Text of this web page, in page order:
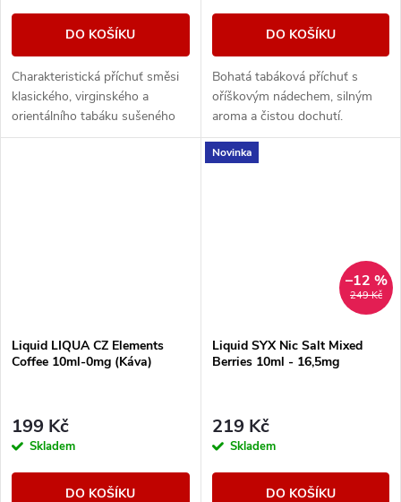
DO KOŠÍKU
Charakteristická příchuť směsi
klasického, virginského a
orientálního tabáku sušeného
žárem slunce.
DO KOŠÍKU
Bohatá tabáková příchuť s
oříškovým nádechem, silným
aroma a čistou dochutí.
Liquid LIQUA CZ Elements
Coffee 10ml-0mg (Káva)
199 Kč
Skladem
DO KOŠÍKU
Novinka
249 Kč
–12 %
Liquid SYX Nic Salt Mixed
Berries 10ml - 16,5mg
219 Kč
Skladem
DO KOŠÍKU